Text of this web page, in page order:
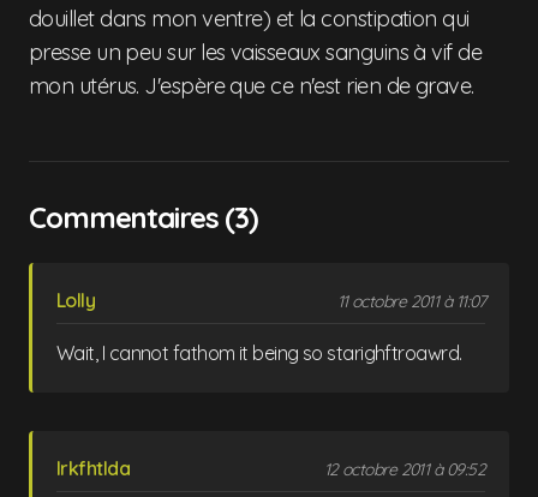
douillet dans mon ventre) et la constipation qui
presse un peu sur les vaisseaux sanguins à vif de
mon utérus. J'espère que ce n'est rien de grave.
Commentaires (3)
Lolly 11 octobre 2011 à 11:07
Wait, I cannot fathom it being so starighftroawrd.
lrkfhtlda 12 octobre 2011 à 09:52